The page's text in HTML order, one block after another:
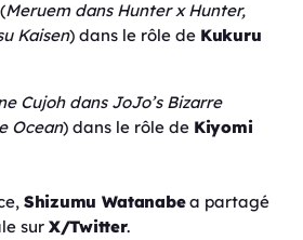
(Meruem dans Hunter x Hunter,
Kaisen) dans le rôle de Kukuru
Cujoh dans JoJo’s Bizarre
Ocean) dans le rôle de Kiyomi
Shizumu Watanabea partagé
sur X/Twitter.